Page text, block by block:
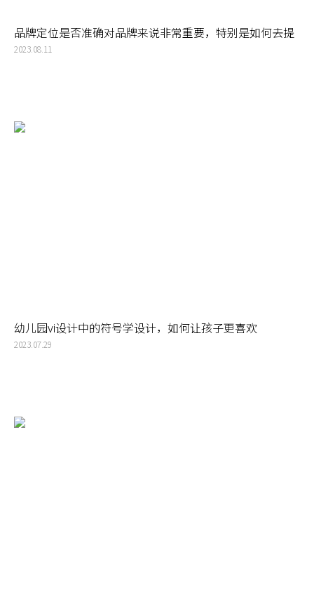
品牌定位是否准确对品牌来说非常重要，特别是如何去提
出和建立新的分支品类
2023.08.11
幼儿园vi设计中的符号学设计，如何让孩子更喜欢
2023.07.29